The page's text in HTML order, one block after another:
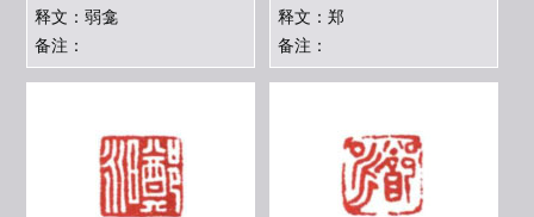
释文：弱龛
备注：
释文：郑
备注：